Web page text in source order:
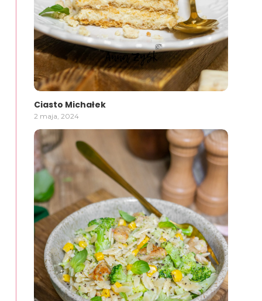
Ciasto Michałek
2 maja, 2024